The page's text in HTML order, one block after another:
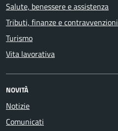
Salute, benessere e assistenza
Tributi, finanze e contravvenzioni
Turismo
Vita lavorativa
NOVITÀ
Notizie
Comunicati